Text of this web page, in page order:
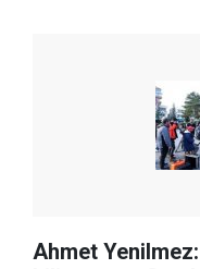
Ahmet